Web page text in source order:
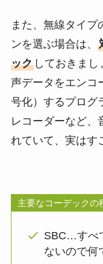
また、無線タイプ
ンを選ぶ場合は、
ックしておきまし
声データをエンコ
号化）するプログ
レコーダーなど、
れていて、実はす
主要なコーデックの
SBC…すべ
ないので何